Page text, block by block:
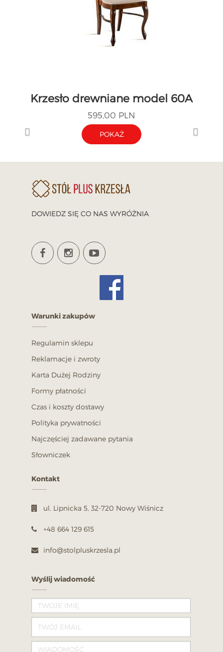
Krzesło drewniane model 60A
595,00 PLN
POKAŻ
Krzesło stylowe model 77
520,00 PLN
Krzesło stylowe model 35
DOWIEDZ SIĘ CO NAS WYRÓŻNIA
Warunki zakupów
Regulamin sklepu
Reklamacje i zwroty
Karta Dużej Rodziny
Formy płatności
Czas i koszty dostawy
Polityka prywatności
Najczęściej zadawane pytania
Słowniczek
Kontakt
ul. Lipnicka 5, 32-720 Nowy Wiśnicz
+48 664 129 615
info@stolpluskrzesla.pl
Wyślij wiadomość